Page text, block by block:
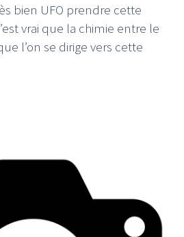
bien UFO prendre cette
vrai que la chimie entre le
l’on se dirige vers cette